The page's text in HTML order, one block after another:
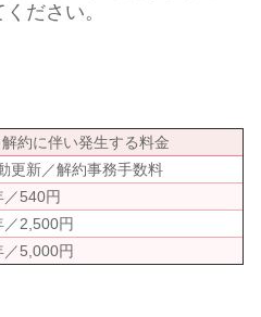
ださい。
約に伴い発生する料金
更新／解約事務手数料
／540円
／2,500円
／5,000円